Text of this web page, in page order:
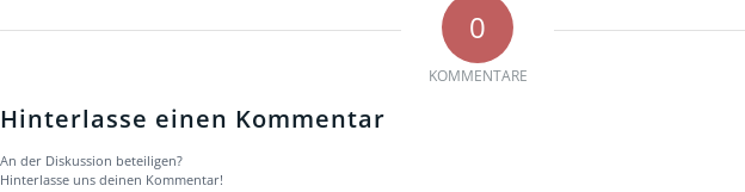
0
KOMMENTARE
Hinterlasse einen Kommentar
An der Diskussion beteiligen?
Hinterlasse uns deinen Kommentar!